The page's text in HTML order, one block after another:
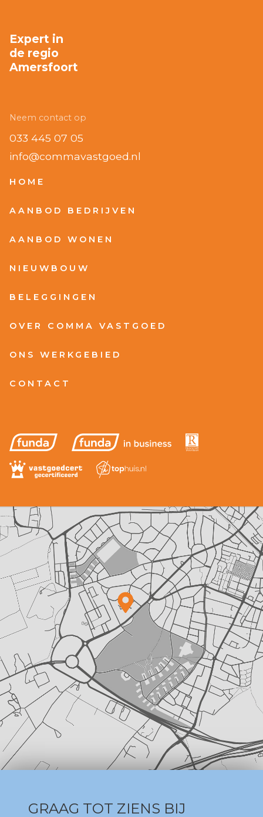
Expert in
de regio
Amersfoort
Neem contact op
033 445 07 05
info@commavastgoed.nl
HOME
AANBOD BEDRIJVEN
AANBOD WONEN
NIEUWBOUW
BELEGGINGEN
OVER COMMA VASTGOED
ONS WERKGEBIED
CONTACT
GRAAG TOT ZIENS BIJ